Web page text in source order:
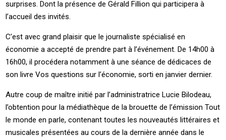
surprises. Dont la présence de Gérald Fillion qui participera à
l’accueil des invités.
C’est avec grand plaisir que le journaliste spécialisé en
économie a accepté de prendre part à l’événement. De 14h00 à
16h00, il procédera notamment à une séance de dédicaces de
son livre Vos questions sur l’économie, sorti en janvier dernier.
Autre coup de maître initié par l’administratrice Lucie Bilodeau,
l’obtention pour la médiathèque de la brouette de l’émission Tout
le monde en parle, contenant toutes les nouveautés littéraires et
musicales présentées au cours de la dernière année dans le